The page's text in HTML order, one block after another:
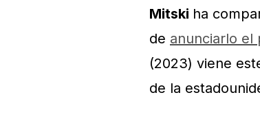
Mitski ha
de anunciarlo el
(2023) viene
de la